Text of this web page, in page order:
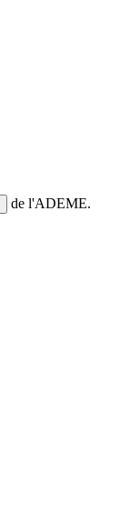
de l'ADEME.